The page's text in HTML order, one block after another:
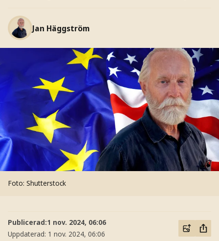
Jan Häggström
Foto: Shutterstock
Publicerad:1 nov. 2024, 06:06
Uppdaterad: 1 nov. 2024, 06:06